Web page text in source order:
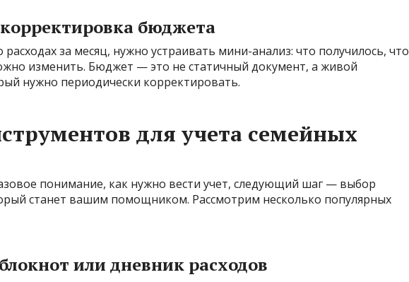
бюджета
расходах за месяц, нужно устраивать мини-анализ: что получилось, что
изменить. Бюджет — это не статичный документ, а живой
нужно периодически корректировать.
для учета семейных
понимание, как нужно вести учет, следующий шаг — выбор
станет вашим помощником. Рассмотрим несколько популярных
или дневник расходов